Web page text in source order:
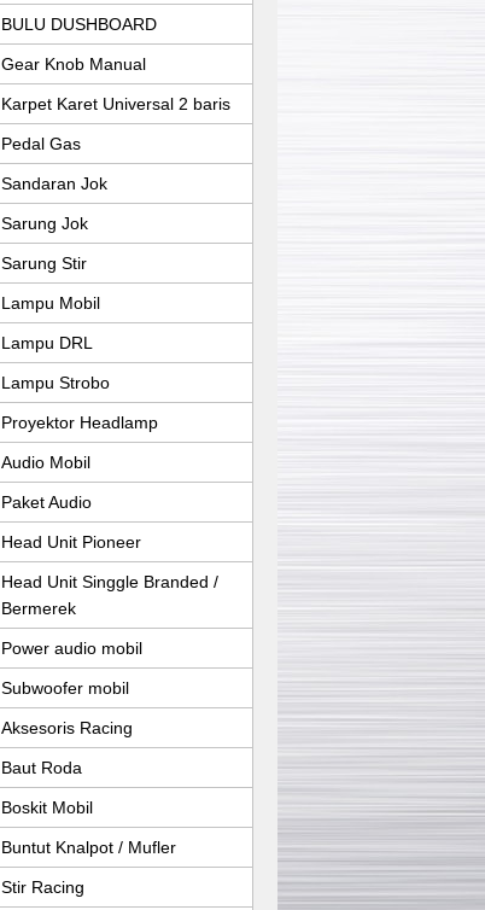
BULU DUSHBOARD
Gear Knob Manual
Karpet Karet Universal 2 baris
Pedal Gas
Sandaran Jok
Sarung Jok
Sarung Stir
Lampu Mobil
Lampu DRL
Lampu Strobo
Proyektor Headlamp
Audio Mobil
Paket Audio
Head Unit Pioneer
Head Unit Singgle Branded /
Bermerek
Power audio mobil
Subwoofer mobil
Aksesoris Racing
Baut Roda
Boskit Mobil
Buntut Knalpot / Mufler
Stir Racing